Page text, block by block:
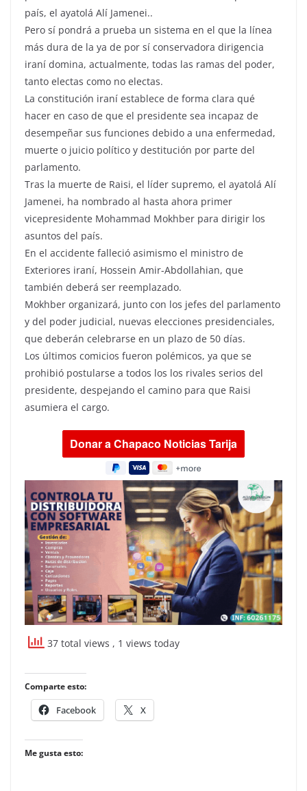
país, el ayatolá Alí Jamenei..
Pero sí pondrá a prueba un sistema en el que la línea
más dura de la ya de por sí conservadora dirigencia
iraní domina, actualmente, todas las ramas del poder,
tanto electas como no electas.
La constitución iraní establece de forma clara qué
hacer en caso de que el presidente sea incapaz de
desempeñar sus funciones debido a una enfermedad,
muerte o juicio político y destitución por parte del
parlamento.
Tras la muerte de Raisi, el líder supremo, el ayatolá Alí
Jamenei, ha nombrado al hasta ahora primer
vicepresidente Mohammad Mokhber para dirigir los
asuntos del país.
En el accidente falleció asimismo el ministro de
Exteriores iraní, Hossein Amir-Abdollahian, que
también deberá ser reemplazado.
Mokhber organizará, junto con los jefes del parlamento
y del poder judicial, nuevas elecciones presidenciales,
que deberán celebrarse en un plazo de 50 días.
Los últimos comicios fueron polémicos, ya que se
prohibió postularse a todos los los rivales serios del
presidente, despejando el camino para que Raisi
asumiera el cargo.
37 total views , 1 views today
Comparte esto:
Facebook X
Me gusta esto: